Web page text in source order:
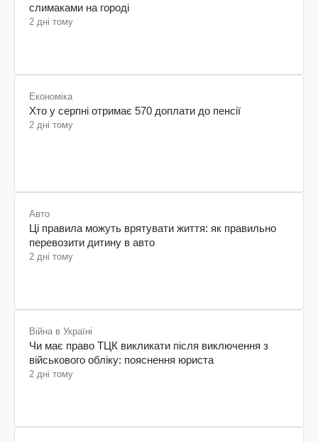
слимаками на городі
2 дні тому
Економіка
Хто у серпні отримає 570 доплати до пенсії
2 дні тому
Авто
Ці правила можуть врятувати життя: як правильно
перевозити дитину в авто
2 дні тому
Війна в Україні
Чи має право ТЦК викликати після виключення з
військового обліку: пояснення юриста
2 дні тому